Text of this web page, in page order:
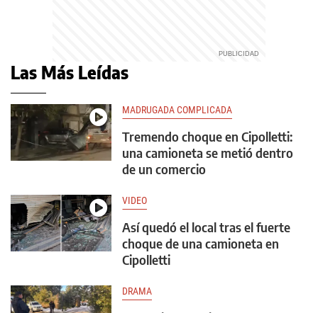
Las Más Leídas
MADRUGADA COMPLICADA
Tremendo choque en Cipolletti:
una camioneta se metió dentro
de un comercio
VIDEO
Así quedó el local tras el fuerte
choque de una camioneta en
Cipolletti
DRAMA